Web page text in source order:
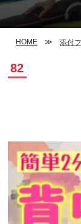
HOME 添付
82